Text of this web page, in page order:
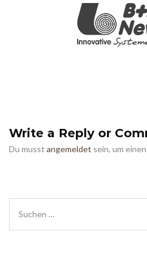
Write a Reply or
Du musst angemeldet sein, um